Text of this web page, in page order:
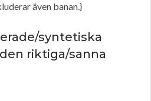
även banan.}
syntetiska
riktiga/sanna